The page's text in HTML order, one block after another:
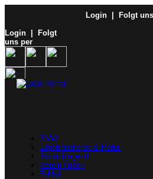
Login
| Folgt
Login
| Folgt
uns per
SVW
Ergebnisdienst & Portal
Schachjugend
Verein finden
E-Mail